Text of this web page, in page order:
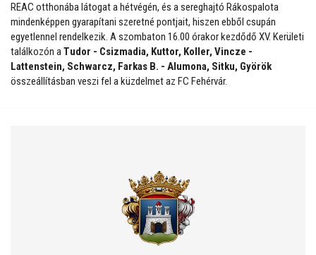
REAC otthonába látogat a hétvégén, és a sereghajtó Rákospalota
mindenképpen gyarapítani szeretné pontjait, hiszen ebből csupán
egyetlennel rendelkezik. A szombaton 16.00 órakor kezdődő XV. Kerületi
találkozón aTudor - Csizmadia, Kuttor, Koller, Vincze -
Lattenstein, Schwarcz, Farkas B. - Alumona, Sitku, Györök
összeállításban veszi fel a küzdelmet az FC Fehérvár.